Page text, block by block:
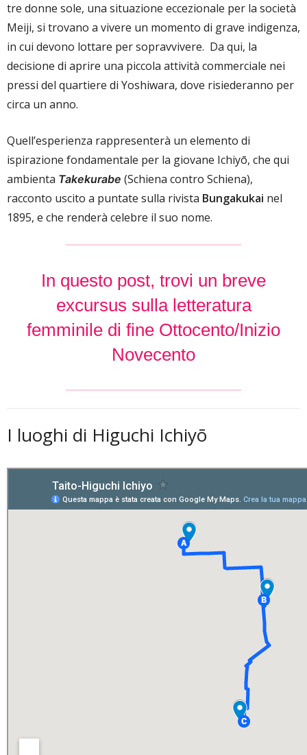
tre donne sole, una situazione eccezionale per la società
Meiji, si trovano a vivere un momento di grave indigenza,
in cui devono lottare per sopravvivere. Da qui, la
decisione di aprire una piccola attività commerciale nei
pressi del quartiere di Yoshiwara, dove risiederanno per
circa un anno.
Quell’esperienza rappresenterà un elemento di
ispirazione fondamentale per la giovane Ichiyō, che qui
ambienta Takekurabe (Schiena contro Schiena),
racconto uscito a puntate sulla rivista Bungakukai nel
1895, e che renderà celebre il suo nome.
In questo post, trovi un breve
excursus sulla letteratura
femminile di fine Ottocento/Inizio
Novecento
I luoghi di Higuchi Ichiyō